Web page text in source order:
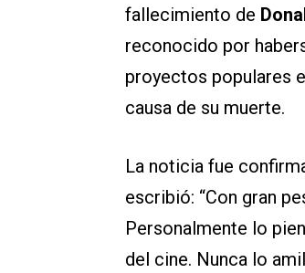
fallecimiento de
reconocido por
proyectos populares
causa de su muerte.
La noticia fue
escribió: “Con gran
Personalmente lo
del cine. Nunca lo